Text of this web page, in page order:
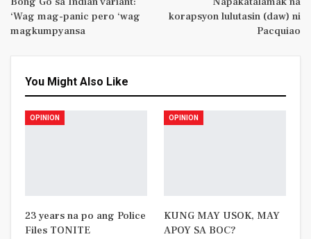
‘Wag mag-panic pero ‘wag
magkumpyansa
korapsyon lulutasin (daw) ni
Pacquiao
You Might Also Like
OPINION
23 years na po ang Police
Files TONITE
OPINION
KUNG MAY USOK, MAY
APOY SA BOC?